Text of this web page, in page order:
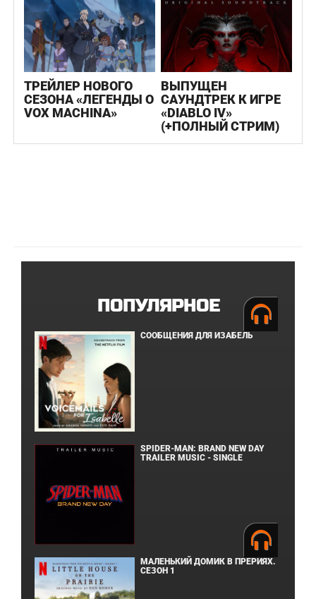
ТРЕЙЛЕР НОВОГО
СЕЗОНА «ЛЕГЕНДЫ О
VOX MACHINA»
ВЫПУЩЕН
САУНДТРЕК К ИГРЕ
«DIABLO IV»
(+ПОЛНЫЙ СТРИМ)
ПОПУЛЯРНОЕ
СООБЩЕНИЯ ДЛЯ ИЗАБЕЛЬ
SPIDER-MAN: BRAND NEW DAY
TRAILER MUSIC - SINGLE
МАЛЕНЬКИЙ ДОМИК В ПРЕРИЯХ.
СЕЗОН 1